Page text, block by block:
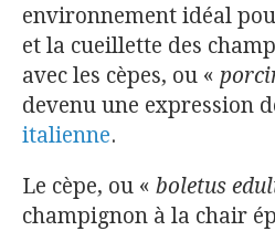
environnement idéal
et la cueillette des
avec les cèpes, ou «
devenu une expression
italienne.
Le cèpe, ou « boletus
champignon à la chair